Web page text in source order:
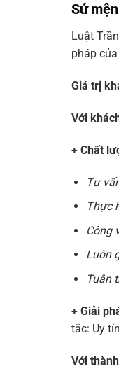
Sứ
Luật
pháp
Giá trị
Với
+ Chất
Tư
Thực
Công
Luôn
Tuân
+ Giải
tắc: Uy
Với